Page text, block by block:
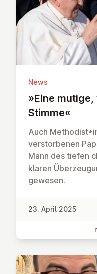
News
»Eine
Stimme«
Auch
verstorbenen
Mann des tiefen
klaren
gewesen.
23. April 2025